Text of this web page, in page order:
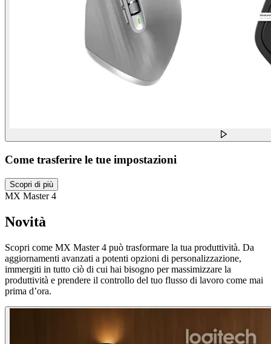
Come trasferire le tue impostazioni
Scopri di più
MX Master 4
Novità
Scopri come MX Master 4 può trasformare la tua produttività. Da
aggiornamenti avanzati a potenti opzioni di personalizzazione,
immergiti in tutto ciò di cui hai bisogno per massimizzare la
produttività e prendere il controllo del tuo flusso di lavoro come mai
prima d’ora.